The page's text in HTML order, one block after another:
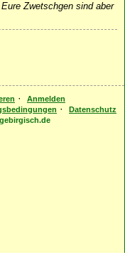
Eure Zwetschgen sind aber
·
Anmelden
·
Datenschutz